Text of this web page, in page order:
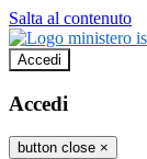
Salta al contenuto
Accedi
Accedi
button close ×